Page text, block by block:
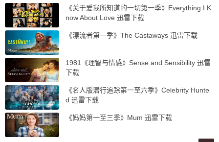
《关于爱我所知道的一切第一季》Everything I K
now About Love 迅雷下载
《漂流者第一季》The Castaways 迅雷下载
1981《理智与情感》Sense and Sensibility 迅雷
下载
《名人版潜行追踪第一至六季》Celebrity Hunte
d 迅雷下载
《妈妈第一至三季》Mum 迅雷下载